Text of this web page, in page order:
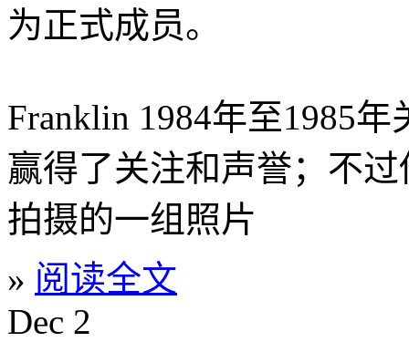
为正式成员。
Franklin 1984年至1985
赢得了关注和声誉；不
拍摄的一组照片
» 阅读全文
Dec 2